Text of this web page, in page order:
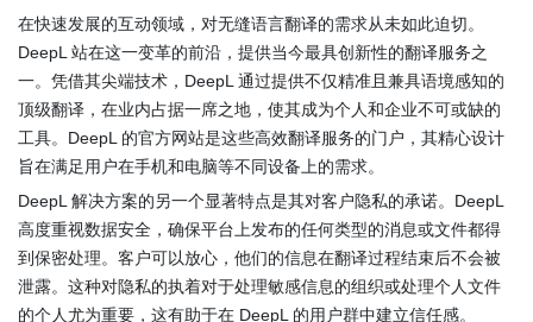
在快速发展的互动领域，对无缝语言翻译的需求从未如此迫切。
DeepL 站在这一变革的前沿，提供当今最具创新性的翻译服务之
一。凭借其尖端技术，DeepL 通过提供不仅精准且兼具语境感知的
顶级翻译，在业内占据一席之地，使其成为个人和企业不可或缺的
工具。DeepL 的官方网站是这些高效翻译服务的门户，其精心设计
旨在满足用户在手机和电脑等不同设备上的需求。
DeepL 解决方案的另一个显著特点是其对客户隐私的承诺。DeepL
高度重视数据安全，确保平台上发布的任何类型的消息或文件都得
到保密处理。客户可以放心，他们的信息在翻译过程结束后不会被
泄露。这种对隐私的执着对于处理敏感信息的组织或处理个人文件
的个人尤为重要，这有助于在 DeepL 的用户群中建立信任感。